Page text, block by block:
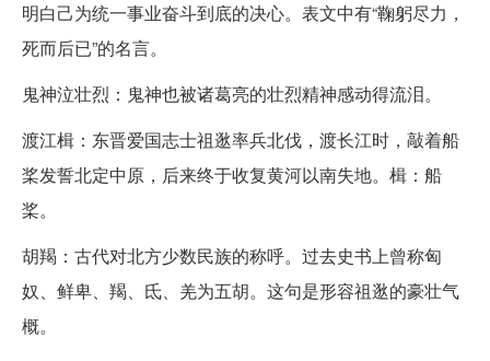
明白己为统一事业奋斗到底的决心。表文中有“鞠躬尽力，
死而后已”的名言。
鬼神泣壮烈：鬼神也被诸葛亮的壮烈精神感动得流泪。
渡江楫：东晋爱国志士祖逖率兵北伐，渡长江时，敲着船
桨发誓北定中原，后来终于收复黄河以南失地。楫：船
桨。
胡羯：古代对北方少数民族的称呼。过去史书上曾称匈
奴、鲜卑、羯、氐、羌为五胡。这句是形容祖逖的豪壮气
概。